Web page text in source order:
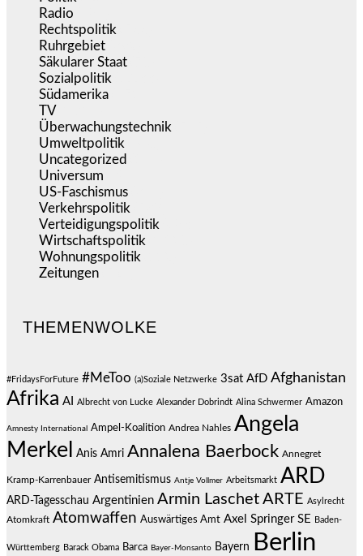
Radio
Rechtspolitik
Ruhrgebiet
Säkularer Staat
Sozialpolitik
Südamerika
TV
Überwachungstechnik
Umweltpolitik
Uncategorized
Universum
US-Faschismus
Verkehrspolitik
Verteidigungspolitik
Wirtschaftspolitik
Wohnungspolitik
Zeitungen
THEMENWOLKE
#FridaysForFuture #MeToo (a)Soziale Netzwerke 3sat AfD Afghanistan
Afrika AI Albrecht von Lucke Alexander Dobrindt Alina Schwermer Amazon
Amnesty International Ampel-Koalition Andrea Nahles Angela
Merkel
Anis Amri Annalena Baerbock Annegret
Kramp-Karrenbauer Antisemitismus Antje Vollmer Arbeitsmarkt ARD
ARD-Tagesschau Argentinien Armin Laschet ARTE Asylrecht
Atomkraft Atomwaffen Auswärtiges Amt Axel Springer SE Baden-
Württemberg Barack Obama Barca Bayer-Monsanto Bayern Berlin